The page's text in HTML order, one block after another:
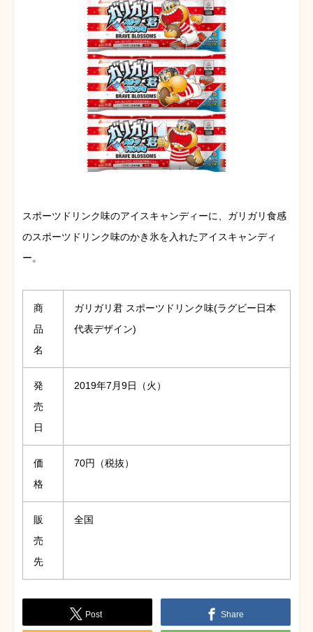
スポーツドリンク味のアイスキャンディーに、ガリガリ食感
のスポーツドリンク味のかき氷を入れたアイスキャンディ
ー。
商
品
名
ガリガリ君 スポーツドリンク味(ラグビー日本
代表デザイン)
発
売
日
2019年7月9日（火）
価
格
70円（税抜）
販
売
先
全国
Post Share